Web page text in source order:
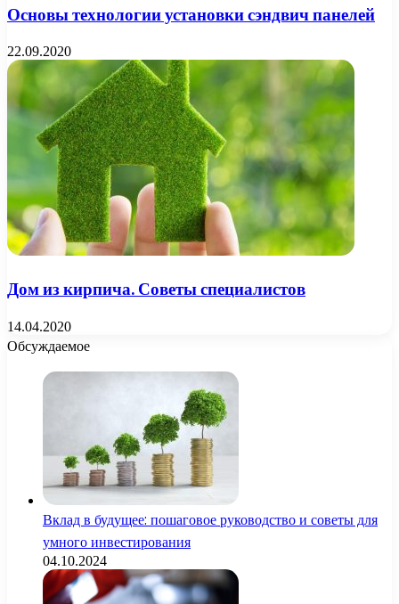
Основы технологии установки сэндвич панелей
22.09.2020
Дом из кирпича. Советы специалистов
14.04.2020
Обсуждаемое
Вклад в будущее: пошаговое руководство и советы для
умного инвестирования
04.10.2024